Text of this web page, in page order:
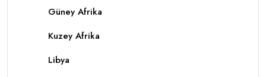
Güney Afrika
Kuzey Afrika
Libya